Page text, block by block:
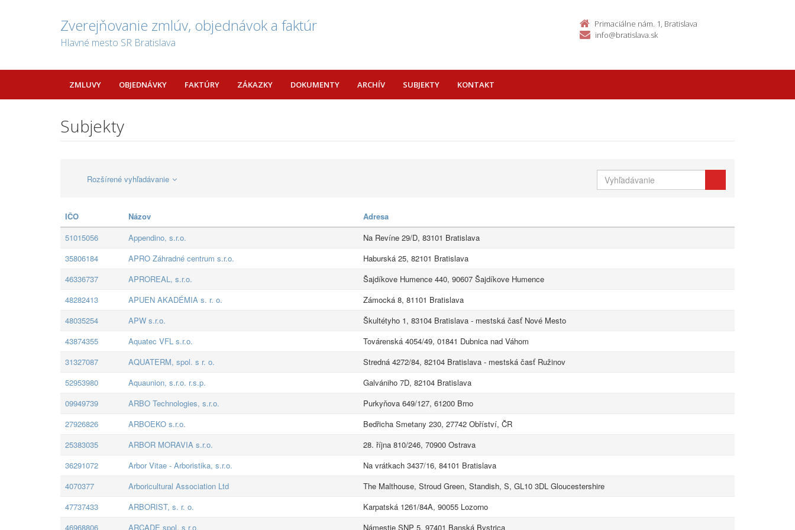
Zverejňovanie zmlúv, objednávok a faktúr
Hlavné mesto SR Bratislava
Primaciálne nám. 1, Bratislava
info@bratislava.sk
ZMLUVY OBJEDNÁVKY FAKTÚRY ZÁKAZKY DOKUMENTY ARCHÍV SUBJEKTY KONTAKT
Subjekty
Rozšírené vyhľadávanie
IČO Názov
Adresa
51015056
Appendino, s.r.o.
Na Revíne 29/D, 83101 Bratislava
35806184
APRO Záhradné centrum s.r.o.
Haburská 25, 82101 Bratislava
46336737
APROREAL, s.r.o.
Šajdíkove Humence 440, 90607 Šajdíkove Humence
48282413
APUEN AKADÉMIA s. r. o.
Zámocká 8, 81101 Bratislava
48035254
APW s.r.o.
Škultétyho 1, 83104 Bratislava - mestská časť Nové Mesto
43874355
Aquatec VFL s.r.o.
Továrenská 4054/49, 01841 Dubnica nad Váhom
31327087
AQUATERM, spol. s r. o.
Stredná 4272/84, 82104 Bratislava - mestská časť Ružinov
52953980
Aquaunion, s.r.o. r.s.p.
Galvániho 7D, 82104 Bratislava
09949739
ARBO Technologies, s.r.o.
Purkyňova 649/127, 61200 Brno
27926826
ARBOEKO s.r.o.
Bedřicha Smetany 230, 27742 Obříství, ČR
25383035
ARBOR MORAVIA s.r.o.
28. října 810/246, 70900 Ostrava
36291072
Arbor Vitae - Arboristika, s.r.o.
Na vrátkach 3437/16, 84101 Bratislava
4070377
Arboricultural Association Ltd
The Malthouse, Stroud Green, Standish, S, GL10 3DL Gloucestershire
47737433
ARBORIST, s. r. o.
Karpatská 1261/84A, 90055 Lozorno
46968806
ARCADE spol. s r.o. Námestie SNP 5, 97401 Banská Bystrica